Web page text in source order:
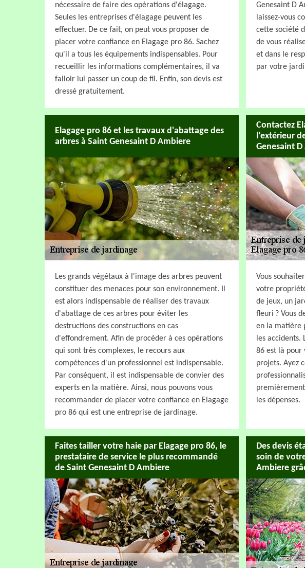
nécessaire de faire des opérations d'élagage.
Seules les entreprises d'élagage peuvent les
effectuer. De ce fait, on peut vous proposer de
placer votre confiance en Elagage pro 86. Sachez
qu'il a tous les équipements indispensables. Pour
recueillir les informations complémentaires, il va
falloir lui passer un coup de fil. Enfin, son devis est
dressé gratuitement.
Genesaint D
laissez-vous
cette société
de vous
et dans le
par votre
Elagage pro 86 et les travaux d'abattage des
arbres à Saint Genesaint D Ambiere
Les grands végétaux à l'image des arbres peuvent
constituer des menaces pour son environnement. Il
est alors indispensable de réaliser des travaux
d'abattage de ces arbres pour éviter les
destructions des constructions en cas
d'effondrement. Afin de procéder à ces opérations
qui sont très complexes, le recours aux
compétences d'un professionnel est indispensable.
Par conséquent, il est indispensable de convier des
experts en la matière. Ainsi, nous pouvons vous
recommander de placer votre confiance en Elagage
pro 86 qui est une entreprise de jardinage.
Contactez
l’extérieur
Genesaint
Vous
votre
de jeux, un
fleuri ? Vous
en la matière
les accidents.
86 est là pour
projets. Ayez
les dépenses.
Faites tailler votre haie par Elagage pro 86, le
prestataire de service le plus recommandé
de Saint Genesaint D Ambiere
Des devis
soin de
Ambiere